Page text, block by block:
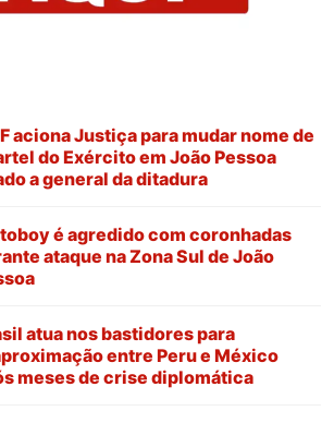
aciona Justiça para mudar nome de
do Exército em João Pessoa
a general da ditadura
é agredido com coronhadas
ataque na Zona Sul de João
atua nos bastidores para
entre Peru e México
meses de crise diplomática